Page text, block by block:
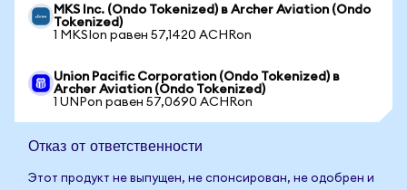
MKS Inc. (Ondo Tokenized) в Archer Aviation (Ondo
Tokenized)
1 MKSIon равен 57,1420 ACHRon
Union Pacific Corporation (Ondo Tokenized) в
Archer Aviation (Ondo Tokenized)
1 UNPon равен 57,0690 ACHRon
Отказ от ответственности
Этот продукт не выпущен, не спонсирован, не одобрен и